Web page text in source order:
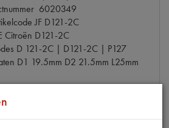
6020349
JF D121-2C
Citroën D121-2C
D 121-2C | D121-2C | P127
D1 19.5mm D2 21.5mm L25mm